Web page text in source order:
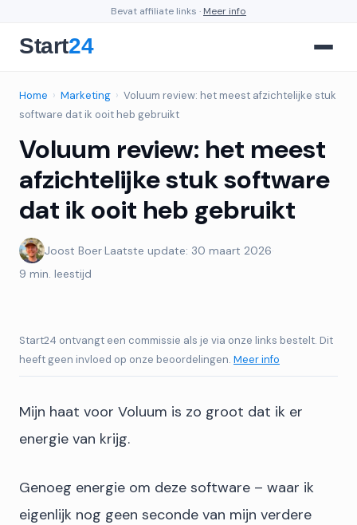
Bevat affiliate links · Meer info
Home › Marketing › Voluum review: het meest afzichtelijke stuk
software dat ik ooit heb gebruikt
Voluum review: het meest
afzichtelijke stuk software
dat ik ooit heb gebruikt
Joost Boer·Laatste update: 30 maart 2026·
9 min. leestijd
Start24 ontvangt een commissie als je via onze links bestelt. Dit
heeft geen invloed op onze beoordelingen. Meer info
Mijn haat voor Voluum is zo groot dat ik er
energie van krijg.
Genoeg energie om deze software – waar ik
eigenlijk nog geen seconde van mijn verdere